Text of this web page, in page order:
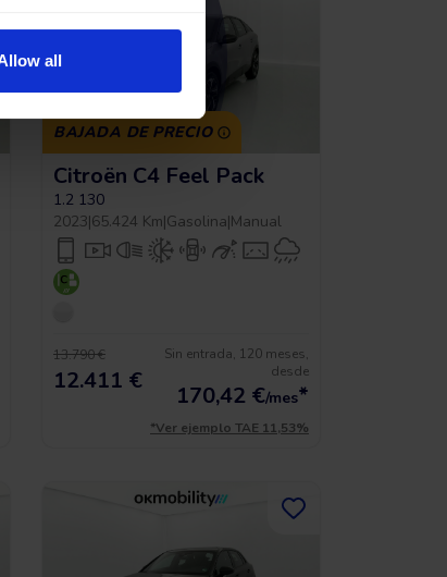
all
BAJADA DE PRECIO
Citroën C4 Feel Pack
1.2 130
2023|65.424 Km|Gasolina|Manual
13.790 €
12.411 €
Sin entrada, 120 meses,
desde
170,42 €/mes*
*Ver ejemplo TAE 11,53%